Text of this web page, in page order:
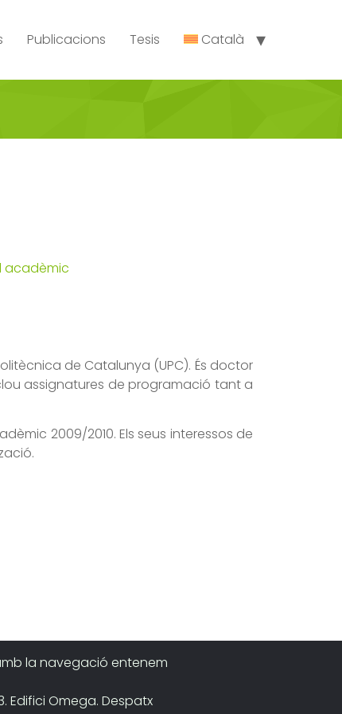
Publicacions Tesis Català
acadèmic
de Catalunya (UPC). És doctor
assignatures de programació tant a
2009/2010. Els seus interessos de
la navegació entenem
Edifici Omega. Despatx